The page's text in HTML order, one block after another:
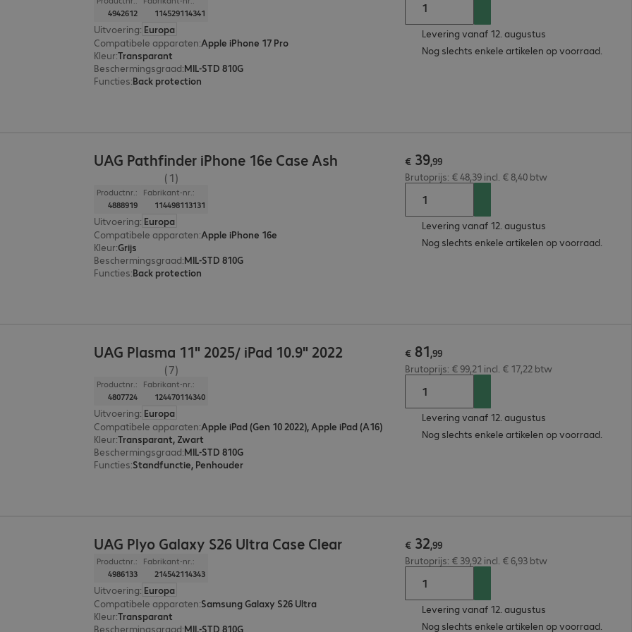
4942612
114529114341
Uitvoering: Europa
Compatibele apparaten:Apple iPhone 17 Pro
Kleur:Transparant
Beschermingsgraad:MIL-STD 810G
Functies:Back protection
Levering vanaf 12. augustus
Nog slechts enkele artikelen op voorraad.
UAG Pathfinder iPhone 16e Case Ash
(1)
Productnr.:
4888919
Fabrikant-nr.:
114498113131
Uitvoering: Europa
Compatibele apparaten:Apple iPhone 16e
Kleur:Grijs
Beschermingsgraad:MIL-STD 810G
Functies:Back protection
€ 39,99
Brutoprijs: € 48,39 incl. € 8,40 btw
Levering vanaf 12. augustus
Nog slechts enkele artikelen op voorraad.
UAG Plasma 11" 2025/ iPad 10.9" 2022
(7)
Productnr.:
4807724
Fabrikant-nr.:
124470114340
Uitvoering: Europa
Compatibele apparaten:Apple iPad (Gen 10 2022), Apple iPad (A16)
Kleur:Transparant, Zwart
Beschermingsgraad:MIL-STD 810G
Functies:Standfunctie, Penhouder
€ 81,99
Brutoprijs: € 99,21 incl. € 17,22 btw
Levering vanaf 12. augustus
Nog slechts enkele artikelen op voorraad.
UAG Plyo Galaxy S26 Ultra Case Clear
Productnr.:
4986133
Fabrikant-nr.:
214542114343
Uitvoering: Europa
Compatibele apparaten:Samsung Galaxy S26 Ultra
Kleur:Transparant
Beschermingsgraad:MIL-STD 810G
€ 32,99
Brutoprijs: € 39,92 incl. € 6,93 btw
Levering vanaf 12. augustus
Nog slechts enkele artikelen op voorraad.